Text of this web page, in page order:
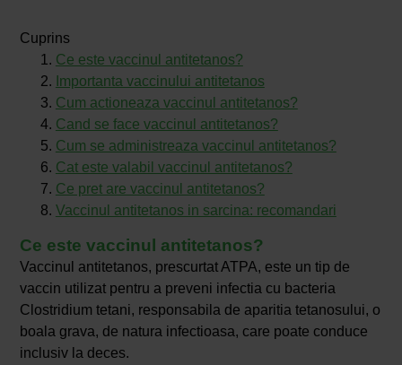
Cuprins
Ce este vaccinul antitetanos?
Importanta vaccinului antitetanos
Cum actioneaza vaccinul antitetanos?
Cand se face vaccinul antitetanos?
Cum se administreaza vaccinul antitetanos?
Cat este valabil vaccinul antitetanos?
Ce pret are vaccinul antitetanos?
Vaccinul antitetanos in sarcina: recomandari
Ce este vaccinul antitetanos?
Vaccinul antitetanos, prescurtat ATPA, este un tip de
vaccin utilizat pentru a preveni infectia cu bacteria
Clostridium tetani, responsabila de aparitia tetanosului, o
boala grava, de natura infectioasa, care poate conduce
inclusiv la deces.